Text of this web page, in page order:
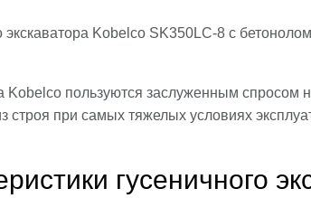
Kobelco SK350LC-8 с
Kobelco пользуются заслуженным
строя при самых тяжелых условиях
гусеничного